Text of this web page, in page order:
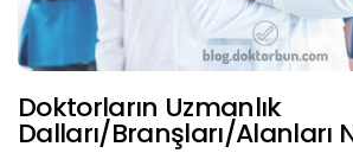
Doktorların Uzmanlık
Dalları/Branşları/Alanları